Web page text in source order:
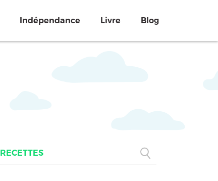
Indépendance Livre Blog
RECETTES